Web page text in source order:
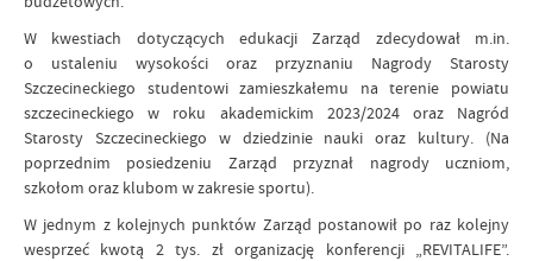
W kwestiach dotyczących edukacji Zarząd zdecydował m.in.
o ustaleniu wysokości oraz przyznaniu Nagrody Starosty
Szczecineckiego studentowi zamieszkałemu na terenie powiatu
szczecineckiego w roku akademickim 2023/2024 oraz Nagród
Starosty Szczecineckiego w dziedzinie nauki oraz kultury. (Na
poprzednim posiedzeniu Zarząd przyznał nagrody uczniom,
szkołom oraz klubom w zakresie sportu).
W jednym z kolejnych punktów Zarząd postanowił po raz kolejny
wesprzeć kwotą 2 tys. zł organizację konferencji „REVITALIFE”.